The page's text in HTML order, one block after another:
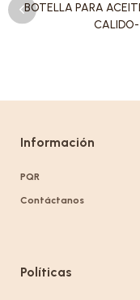
BOTELLA PARA
Información
PQR
Contáctanos
Políticas